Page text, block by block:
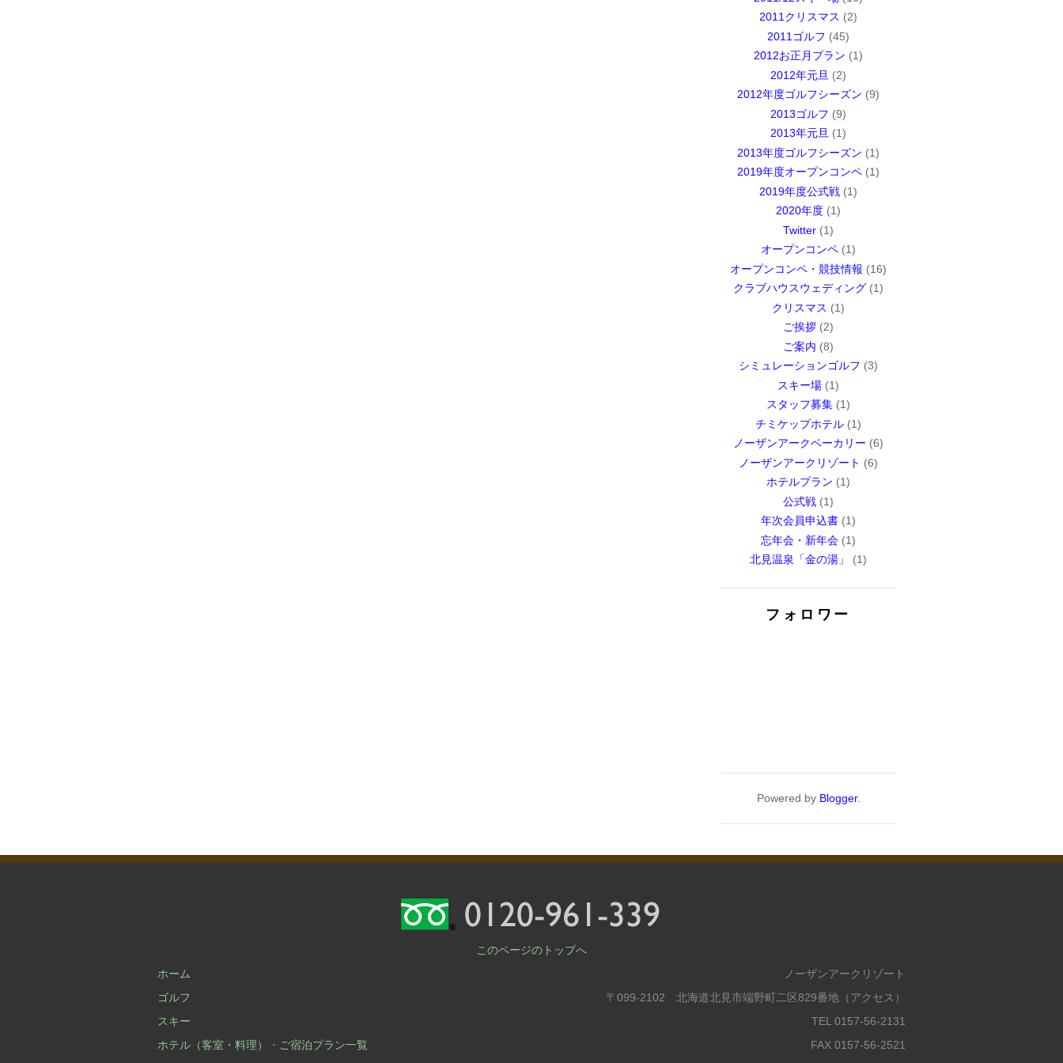
2011クリスマス (2)
2011ゴルフ (45)
2012お正月プラン (1)
2012年元旦 (2)
2012年度ゴルフシーズン (9)
2013ゴルフ (9)
2013年元旦 (1)
2013年度ゴルフシーズン (1)
2019年度オープンコンペ (1)
2019年度公式戦 (1)
2020年度 (1)
Twitter (1)
オープンコンペ (1)
オープンコンペ・競技情報 (16)
クラブハウスウェディング (1)
クリスマス (1)
ご挨拶 (2)
ご案内 (8)
シミュレーションゴルフ (3)
スキー場 (1)
スタッフ募集 (1)
チミケップホテル (1)
ノーザンアークベーカリー (6)
ノーザンアークリゾート (6)
ホテルプラン (1)
公式戦 (1)
年次会員申込書 (1)
忘年会・新年会 (1)
北見温泉「金の湯」
(1)
フォロワー
Powered by Blogger.
このページのトップへ
ホーム
ノーザンアークリゾート
ゴルフ
〒099-2102 北海道北見市端野町二区829番地（アクセス）
スキー
TEL 0157-56-2131
ホテル（客室・料理）
・ ご宿泊プラン一覧
FAX 0157-56-2521